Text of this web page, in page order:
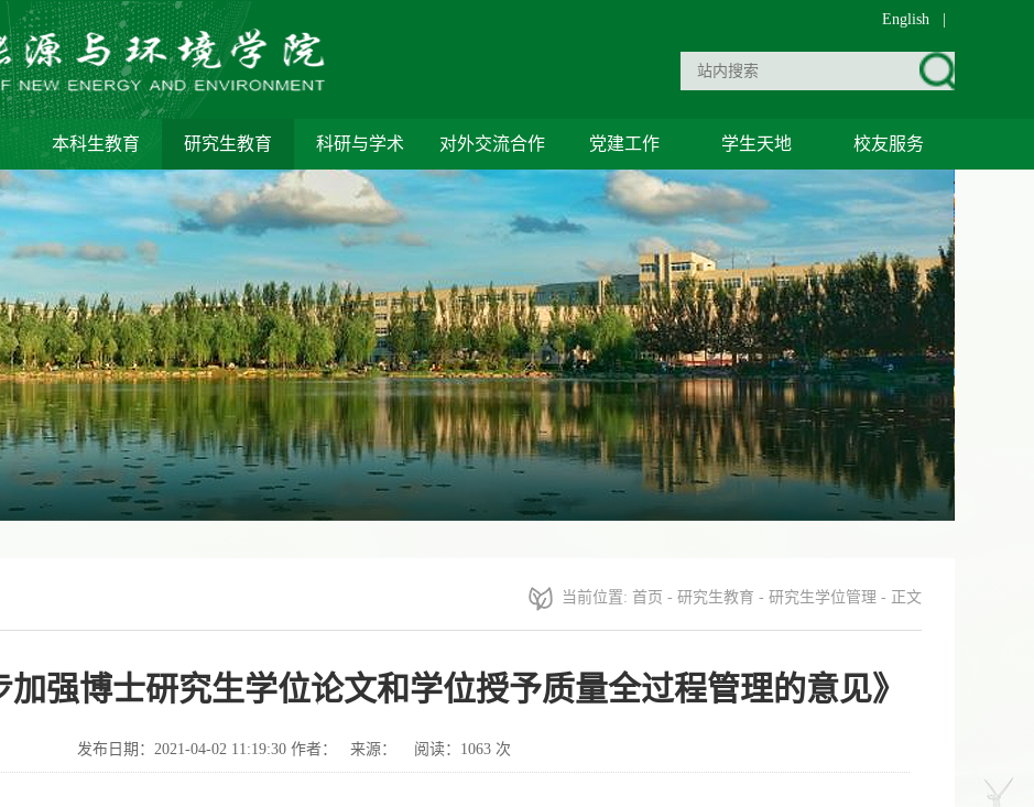
English
本科生教育 研究生教育 科研与学术 对外交流合作 党建工作 学生天地 校友服务
当前位置: 首页 - 研究生教育 - 研究生学位管理 - 正文
强博士研究生学位论文和学位授予质量全过程管理的意见》
发布日期：2021-04-02 11:19:30 作者： 来源： 阅读： 1063 次